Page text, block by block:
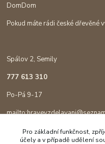
DomDom
Pokud máte rádi české dřevěné
Spálov 2, Semily
777 613 310
Po-Pá 9-17
Pro základní funkčnost,
účely a v případě udělení